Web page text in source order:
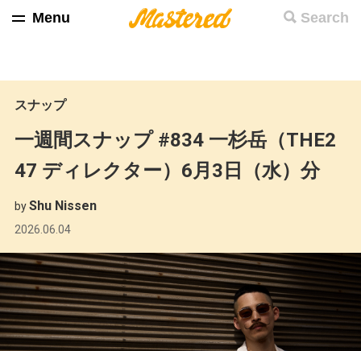
Search
Menu
スナップ
一週間スナップ #834 一杉岳（THE2
47 ディレクター）6月3日（水）分
byShu Nissen
2026.06.04